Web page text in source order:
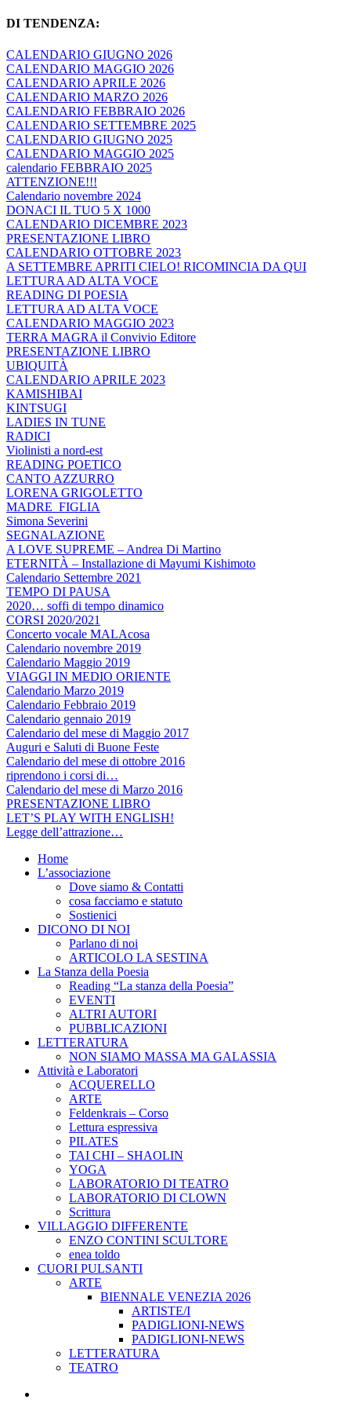
DI TENDENZA:
CALENDARIO GIUGNO 2026
CALENDARIO MAGGIO 2026
CALENDARIO APRILE 2026
CALENDARIO MARZO 2026
CALENDARIO FEBBRAIO 2026
CALENDARIO SETTEMBRE 2025
CALENDARIO GIUGNO 2025
CALENDARIO MAGGIO 2025
calendario FEBBRAIO 2025
ATTENZIONE!!!
Calendario novembre 2024
DONACI IL TUO 5 X 1000
CALENDARIO DICEMBRE 2023
PRESENTAZIONE LIBRO
CALENDARIO OTTOBRE 2023
A SETTEMBRE APRITI CIELO! RICOMINCIA DA QUI
LETTURA AD ALTA VOCE
READING DI POESIA
LETTURA AD ALTA VOCE
CALENDARIO MAGGIO 2023
TERRA MAGRA il Convivio Editore
PRESENTAZIONE LIBRO
UBIQUITÀ
CALENDARIO APRILE 2023
KAMISHIBAI
KINTSUGI
LADIES IN TUNE
RADICI
Violinisti a nord-est
READING POETICO
CANTO AZZURRO
LORENA GRIGOLETTO
MADRE_FIGLIA
Simona Severini
SEGNALAZIONE
A LOVE SUPREME – Andrea Di Martino
ETERNITÀ – Installazione di Mayumi Kishimoto
Calendario Settembre 2021
TEMPO DI PAUSA
2020… soffi di tempo dinamico
CORSI 2020/2021
Concerto vocale MALAcosa
Calendario novembre 2019
Calendario Maggio 2019
VIAGGI IN MEDIO ORIENTE
Calendario Marzo 2019
Calendario Febbraio 2019
Calendario gennaio 2019
Calendario del mese di Maggio 2017
Auguri e Saluti di Buone Feste
Calendario del mese di ottobre 2016
riprendono i corsi di…
Calendario del mese di Marzo 2016
PRESENTAZIONE LIBRO
LET’S PLAY WITH ENGLISH!
Legge dell’attrazione…
Home
L’associazione
Dove siamo & Contatti
cosa facciamo e statuto
Sostienici
DICONO DI NOI
Parlano di noi
ARTICOLO LA SESTINA
La Stanza della Poesia
Reading “La stanza della Poesia”
EVENTI
ALTRI AUTORI
PUBBLICAZIONI
LETTERATURA
NON SIAMO MASSA MA GALASSIA
Attività e Laboratori
ACQUERELLO
ARTE
Feldenkrais – Corso
Lettura espressiva
PILATES
TAI CHI – SHAOLIN
YOGA
LABORATORIO DI TEATRO
LABORATORIO DI CLOWN
Scrittura
VILLAGGIO DIFFERENTE
ENZO CONTINI SCULTORE
enea toldo
CUORI PULSANTI
ARTE
BIENNALE VENEZIA 2026
ARTISTE/I
PADIGLIONI-NEWS
PADIGLIONI-NEWS
LETTERATURA
TEATRO